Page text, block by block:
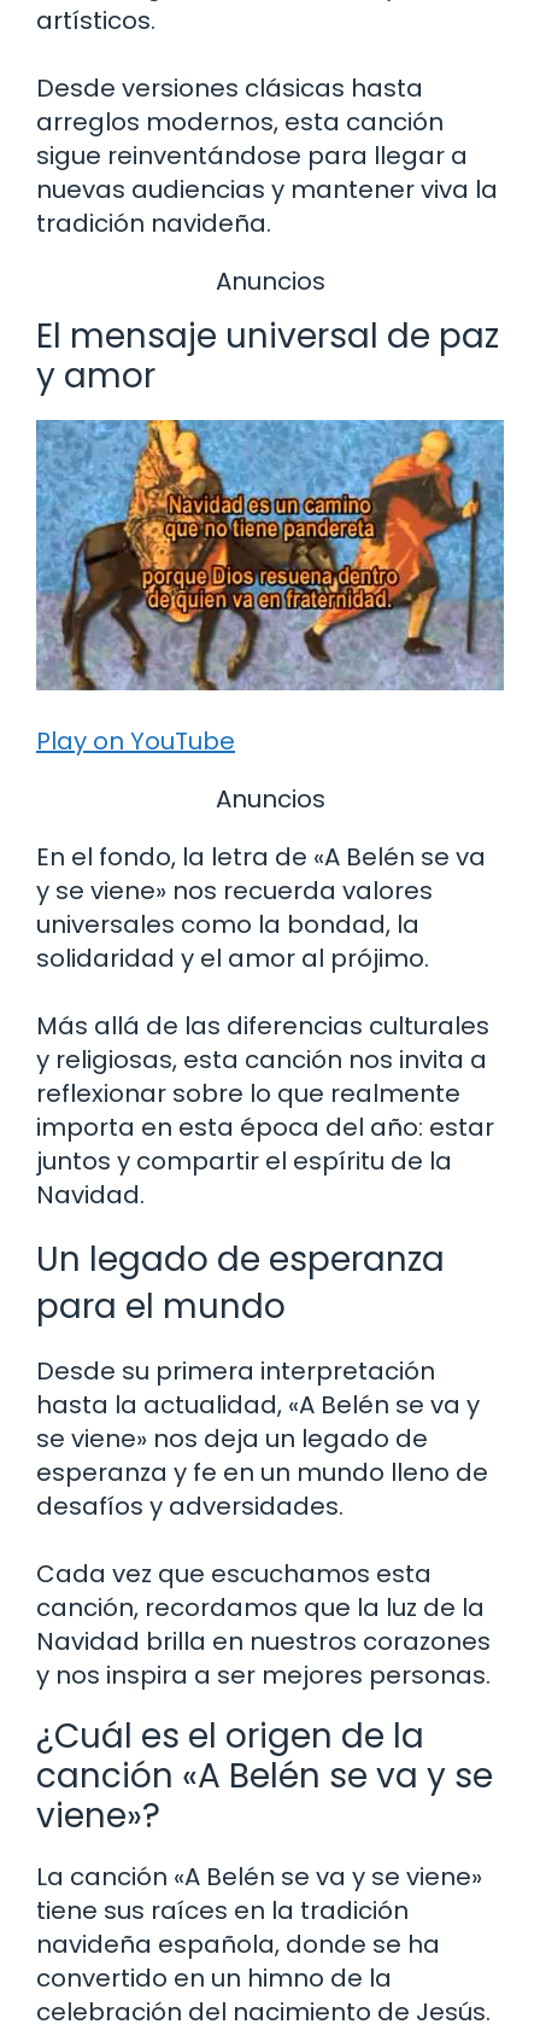
artísticos.
Desde versiones clásicas hasta
arreglos modernos, esta canción
sigue reinventándose para llegar a
nuevas audiencias y mantener viva la
tradición navideña.
Anuncios
El mensaje universal de paz
y amor
Play on YouTube
Anuncios
En el fondo, la letra de «A Belén se va
y se viene» nos recuerda valores
universales como la bondad, la
solidaridad y el amor al prójimo.
Más allá de las diferencias culturales
y religiosas, esta canción nos invita a
reflexionar sobre lo que realmente
importa en esta época del año: estar
juntos y compartir el espíritu de la
Navidad.
Un legado de esperanza
para el mundo
Desde su primera interpretación
hasta la actualidad, «A Belén se va y
se viene» nos deja un legado de
esperanza y fe en un mundo lleno de
desafíos y adversidades.
Cada vez que escuchamos esta
canción, recordamos que la luz de la
Navidad brilla en nuestros corazones
y nos inspira a ser mejores personas.
¿Cuál es el origen de la
canción «A Belén se va y se
viene»?
La canción «A Belén se va y se viene»
tiene sus raíces en la tradición
navideña española, donde se ha
convertido en un himno de la
celebración del nacimiento de Jesús.